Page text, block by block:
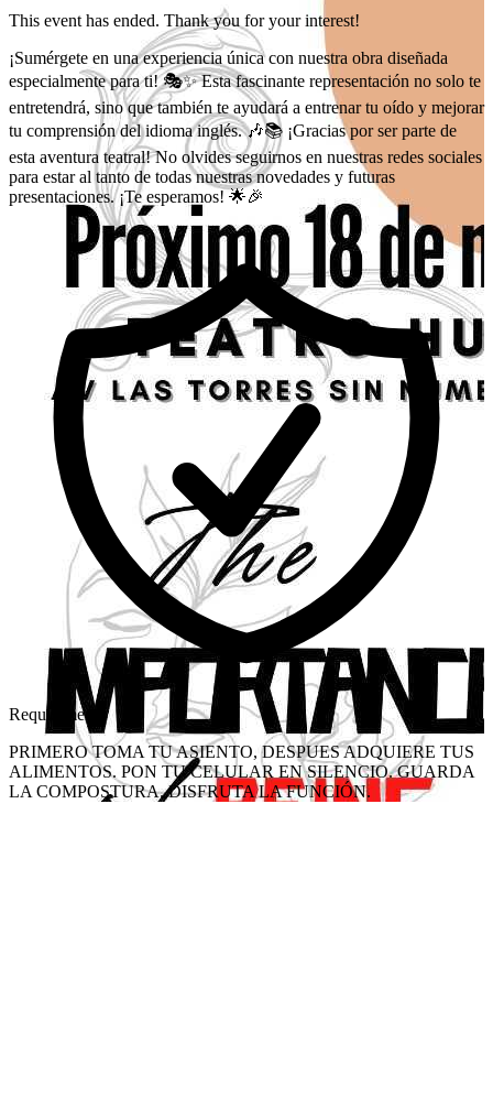
This event has ended. Thank you for your interest!
¡Sumérgete en una experiencia única con nuestra obra diseñada
especialmente para ti! 🎭✨ Esta fascinante representación no solo te
entretendrá, sino que también te ayudará a entrenar tu oído y mejorar
tu comprensión del idioma inglés. 🎶📚 ¡Gracias por ser parte de
esta aventura teatral! No olvides seguirnos en nuestras redes sociales
para estar al tanto de todas nuestras novedades y futuras
presentaciones. ¡Te esperamos! 🌟🎉
Requirements
PRIMERO TOMA TU ASIENTO, DESPUES ADQUIERE TUS
ALIMENTOS. PON TU CELULAR EN SILENCIO. GUARDA
LA COMPOSTURA. DISFRUTA LA FUNCIÓN.